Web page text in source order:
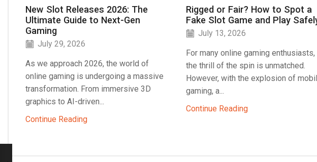
New Slot Releases 2026: The
Ultimate Guide to Next-Gen
Gaming
July 29, 2026
As we approach 2026, the world of
online gaming is undergoing a massive
transformation. From immersive 3D
graphics to AI-driven...
Continue Reading
Rigged or Fair? How to Spot a
Fake Slot Game and Play
July 13, 2026
For many online gaming enthusiasts,
the thrill of the spin is unmatched.
However, with the explosion of
gaming, a...
Continue Reading